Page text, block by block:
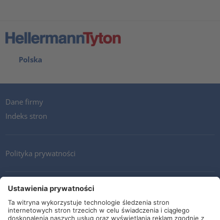
Polska
Dane firmy
Indeks stron
Polityka prywatności
Kontakt